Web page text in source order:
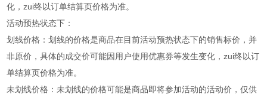
化，zui终以订单结算页价格为准。
活动预热状态下：
划线价格：划线的价格是商品在目前活动预热状态下的销售标价，并
非原价，具体的成交价可能因用户使用优惠券等发生变化，zui终以订
单结算页价格为准。
未划线价格：未划线的价格可能是商品即将参加活动的活动价，仅供